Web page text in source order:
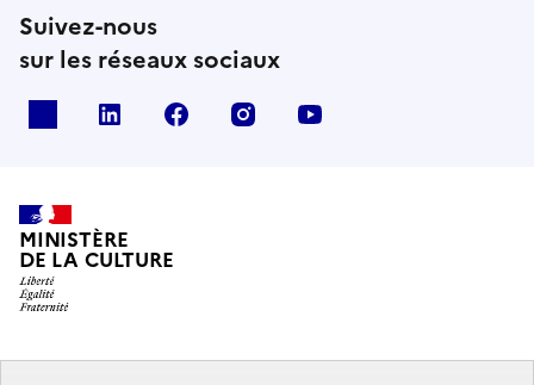
Suivez-nous
sur les réseaux sociaux
linkedin facebook instagram
MINISTÈRE
DE LA CULTURE